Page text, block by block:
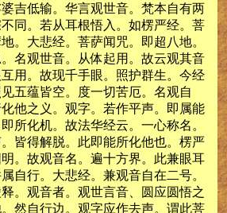
吉低输。华言观世音。梵本自有两
同。若从耳根悟入。如楞严经。菩
。大悲经。菩萨闻咒。即超八地。
名观世音。从体起用。故云观其音
用。故现千手眼。照护群生。今经
五蕴皆空。度一切苦厄。名观自
他之义。观字。若作平声。即属能
所化机。故法华经云。一心称名。
皆得解脱。此即能所化他也。楞严
。故观音名。遍十方界。此兼眼耳
自行。大悲经。兼观音自在二号。
。观音者。观世言音、圆应圆悟之
然自行边。观字应作去声。谓此菩